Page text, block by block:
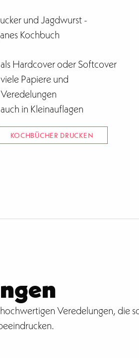
als Hardcover oder Softcover
viele Papiere und
Veredelungen
auch in Kleinauflagen
KOCHBÜCHER DRUCKEN
Veredelungen, die